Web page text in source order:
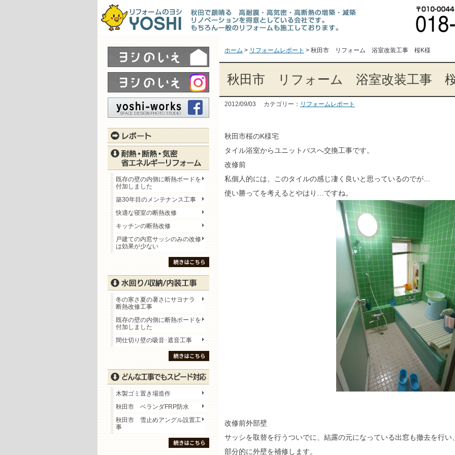
ホーム > リフォームレポート > 秋田市 リフォーム 浴室改装工事 桜K様
秋田市 リフォーム 浴室改装工事
2012/09/03 カテゴリー： リフォームレポート
秋田市桜のK様宅
タイル浴室からユニットバスへ交換工事です。
改修前
私個人的には、このタイルの感じ凄く良いと思っているのでが…
使い勝ってを考えるとやはり…ですね。
改修前外部壁
サッシを取替を行うついでに、結露の元になっている出窓も撤去を行い
部分的に外壁を補修します。
既存の壁の内側に断熱ボードを
付加しました
築30年目のメンテナンス工事
快適な寝室の断熱改修
キッチンの断熱改修
戸建ての内窓サッシのみの改修
は効果が少ない
冬の寒さ夏の暑さにサヨナラ
断熱改修工事
既存の壁の内側に断熱ボードを
付加しました
間仕切り壁の吸音･遮音工事
木製ゴミ置き場造作
秋田市 ベランダFRP防水
秋田市 雪止めアングル設置工
事